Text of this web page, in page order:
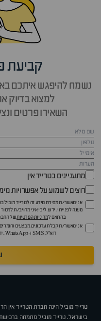
קביעת
נשמח להיפגש איתכם
למצוא בדיוק
השאירו פרטים
מתעניינים בטרייד אין
רוצים לשמוע על אפשרויות
אני מאשר/ת מסירת מידע זה לטרייד מוביל
מענה לפנייתי. ידוע לי כי איני מחויב/ת
בהתאם למדיניות הפרטיותשל
אני מאשר/ת קבלת עדכונים, מבצעים
דוא״ל, SMS ו-WhatsApp. ידוע לי כי באפשרותי לבטל הסכמה זו בכל עת.
טרייד מוביל הינה חברת הטרייד אין
בישראל. טרייד מוביל מתמחה